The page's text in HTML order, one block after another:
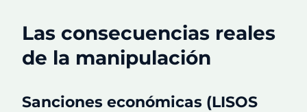
Las consecuencias reales
de la manipulación
Sanciones económicas (LISOS